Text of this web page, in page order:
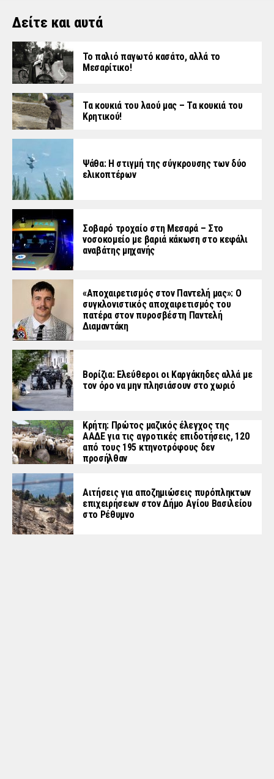
Δείτε και αυτά
Το παλιό παγωτό κασάτο, αλλά το
Μεσαρίτικο!
Τα κουκιά του λαού μας – Τα κουκιά του
Κρητικού!
Ψάθα: Η στιγμή της σύγκρουσης των δύο
ελικοπτέρων
Σοβαρό τροχαίο στη Μεσαρά – Στο
νοσοκομείο με βαριά κάκωση στο κεφάλι
αναβάτης μηχανής
«Aποχαιρετισμός στον Παντελή μας»: Ο
συγκλονιστικός αποχαιρετισμός του
πατέρα στον πυροσβέστη Παντελή
Διαμαντάκη
Βορίζια: Ελεύθεροι οι Καργάκηδες αλλά με
τον όρο να μην πλησιάσουν στο χωριό
Κρήτη: Πρώτος μαζικός έλεγχος της
ΑΑΔΕ για τις αγροτικές επιδοτήσεις, 120
από τους 195 κτηνοτρόφους δεν
προσήλθαν
Αιτήσεις για αποζημιώσεις πυρόπληκτων
επιχειρήσεων στον Δήμο Αγίου Βασιλείου
στο Ρέθυμνο